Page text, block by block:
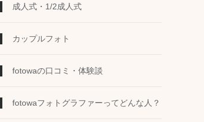
成人式・1/2成人式
カップルフォト
fotowaの口コミ・体験談
fotowaフォトグラファーってどんな人？